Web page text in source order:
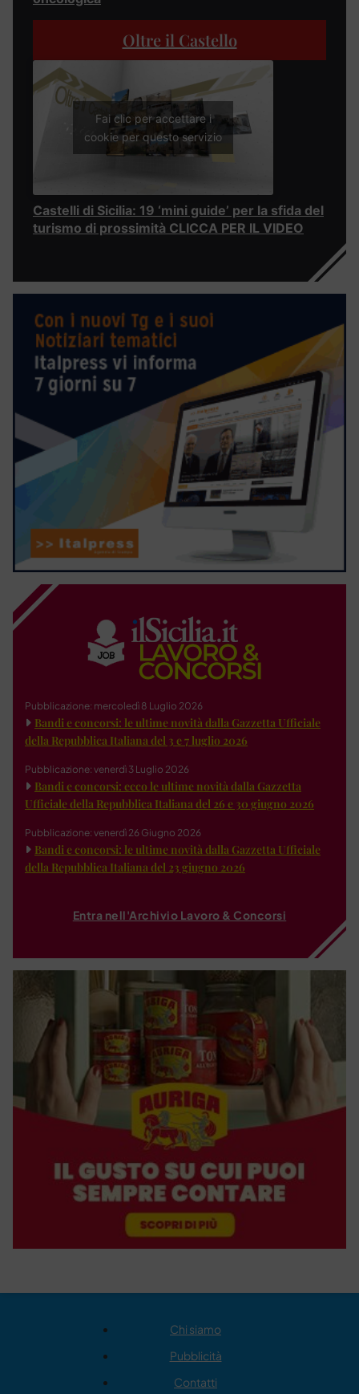
Oltre il Castello
Fai clic per accettare i
cookie per questo servizio
Castelli di Sicilia: 19 ‘mini guide’ per la sfida del
turismo di prossimità CLICCA PER IL VIDEO
Pubblicazione: mercoledì 8 Luglio 2026
Bandi e concorsi: le ultime novità dalla Gazzetta Ufficiale
della Repubblica Italiana del 3 e 7 luglio 2026
Pubblicazione: venerdì 3 Luglio 2026
Bandi e concorsi: ecco le ultime novità dalla Gazzetta
Ufficiale della Repubblica Italiana del 26 e 30 giugno 2026
Pubblicazione: venerdì 26 Giugno 2026
Bandi e concorsi: le ultime novità dalla Gazzetta Ufficiale
della Repubblica Italiana del 23 giugno 2026
Entra nell'Archivio Lavoro & Concorsi
Chi siamo
Pubblicità
Contatti